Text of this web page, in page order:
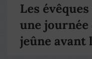
Les
une journée
jeûne avant